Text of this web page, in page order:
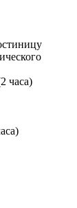
часа)